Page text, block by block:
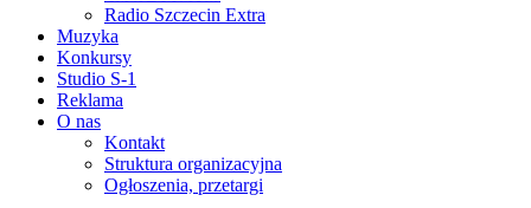
Radio Szczecin Extra
Muzyka
Konkursy
Studio S-1
Reklama
O nas
Kontakt
Struktura organizacyjna
Ogłoszenia, przetargi